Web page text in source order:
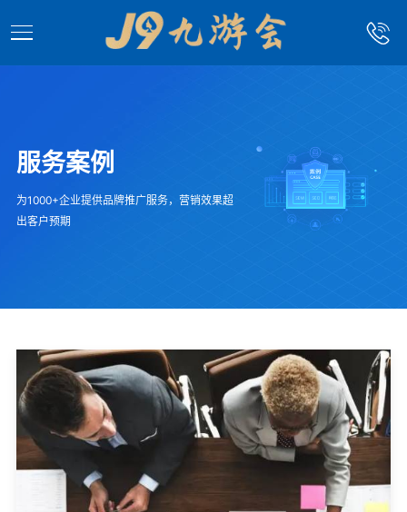
服务案例
为1000+企业提供品牌推广服务，营销效果超
出客户预期